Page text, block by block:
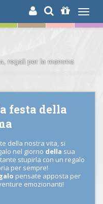
RICERCA
regali per la mamma
festa della
della nostra vita, si
nel giorno della sua
stupirla con un regalo
per sempre!
pensate apposta per
emozionanti!